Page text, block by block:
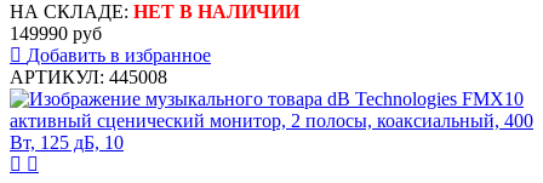
НА СКЛАДЕ: НЕТ В НАЛИЧИИ
149990 руб
Добавить в избранное
АРТИКУЛ: 445008